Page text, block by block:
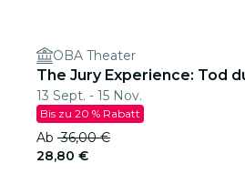
OBA Theater
The Jury Experience: Tod
13 Sept. - 15 Nov.
Bis zu 20 % Rabatt
Ab 36,00 €
28,80 €